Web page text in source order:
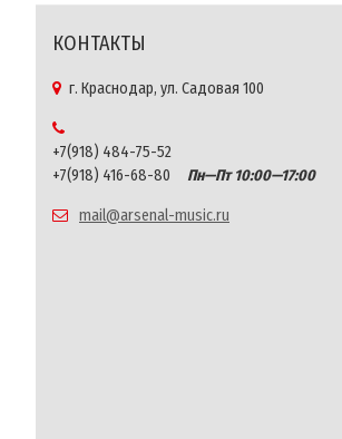
КОНТАКТЫ
г. Краснодар, ул. Садовая 100
+7(918) 484-75-52
+7(918) 416-68-80
Пн—Пт 10:00—17:00
mail@arsenal-music.ru